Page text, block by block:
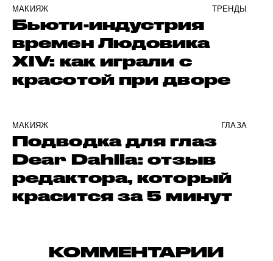
МАКИЯЖ ТРЕНДЫ
Бьюти-индустрия
времен Людовика
XIV: как играли с
красотой при дворе
МАКИЯЖ ГЛАЗА
Подводка для глаз
Dear Dahlia: отзыв
редактора, который
красится за 5 минут
КОММЕНТАРИИ